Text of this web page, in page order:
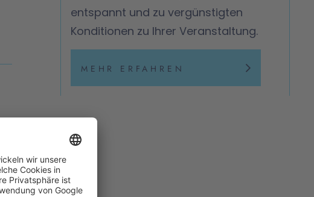
entspannt und zu vergünstigten
Konditionen zu Ihrer Veranstaltung.
MEHR ERFAHREN